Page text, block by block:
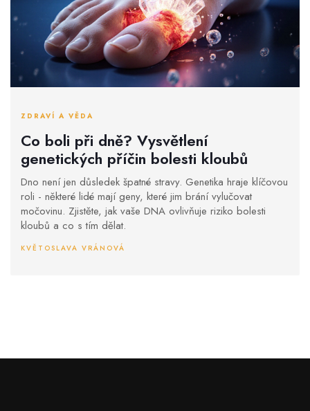
ZDRAVÍ A VĚDA
Co boli při dně? Vysvětlení
genetických příčin bolesti kloubů
Dno není jen důsledek špatné stravy. Genetika hraje klíčovou
roli - některé lidé mají geny, které jim brání vylučovat
močovinu. Zjistěte, jak vaše DNA ovlivňuje riziko bolesti
kloubů a co s tím dělat.
KVĚTOSLAVA VRÁNOVÁ